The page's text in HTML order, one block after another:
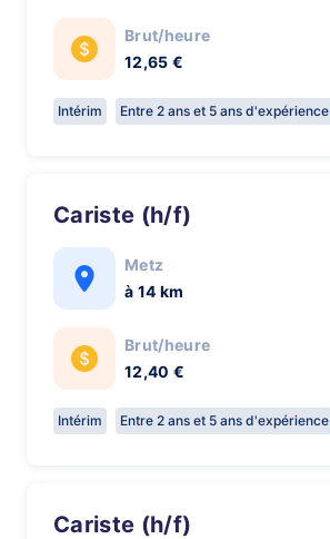
Brut/heure
12,65 €
Intérim Entre 2 ans et 5 ans d'expérience
Cariste (h/f)
Metz
à 14 km
Brut/heure
12,40 €
Intérim Entre 2 ans et 5 ans d'expérience
Cariste (h/f)